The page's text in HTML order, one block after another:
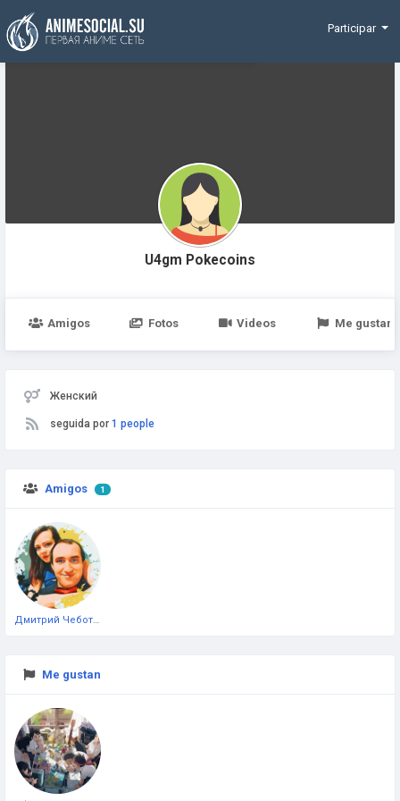
Funding
Participar
U4gm Pokecoins
Amigos Fotos Videos Me gustan
Женский
seguida por 1 people
Amigos 1
Me gustan